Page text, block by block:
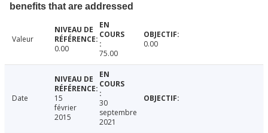
benefits that are addressed
Valeur
0.00
75.00
0.00
Date
15
février
2015
30
septembre
2021